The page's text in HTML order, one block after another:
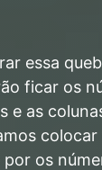
essa
ficar os
e as
por os